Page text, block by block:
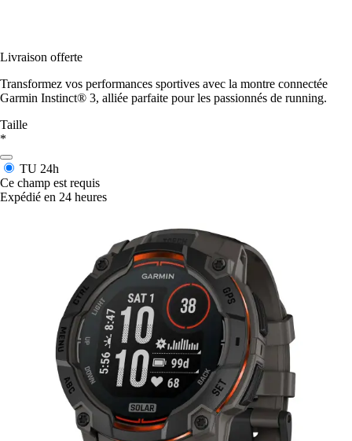
Livraison offerte
Transformez vos performances sportives avec la montre connectée
Garmin Instinct® 3, alliée parfaite pour les passionnés de running.
Taille
*
TU 24h
Ce champ est requis
Expédié en 24 heures